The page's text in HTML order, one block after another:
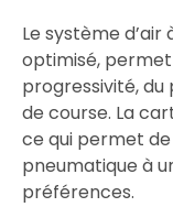
Le système
optimisé,
progressivité,
de course. La
ce qui permet
pneumatique à
préférences.